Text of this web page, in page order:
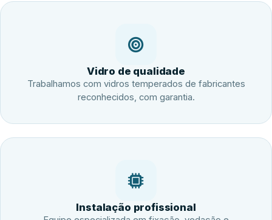
Vidro de qualidade
Trabalhamos com vidros temperados de fabricantes
reconhecidos, com garantia.
Instalação profissional